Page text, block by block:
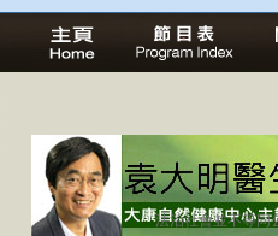
法治社會並不等同